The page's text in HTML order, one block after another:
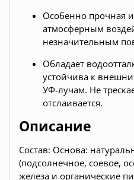
Особенно прочная
атмосферным
незначительным
Обладает
устойчива к
УФ-лучам. Не
отслаивается.
Описание
Состав: Основа:
(подсолнечное, соевое,
железа и органические